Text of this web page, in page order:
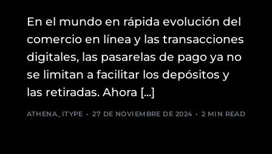
En el mundo en rápida evolución del
comercio en línea y las transacciones
digitales, las pasarelas de pago ya no
se limitan a facilitar los depósitos y
las retiradas. Ahora [...]
ATHENA_ITYPE 27 DE NOVIEMBRE DE 2024 2 MIN READ